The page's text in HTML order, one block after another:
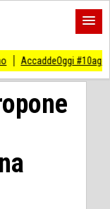
#10agosto Eccidio di